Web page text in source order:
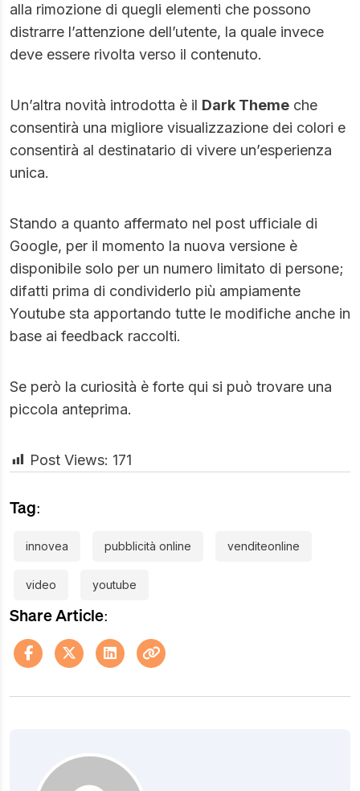
alla rimozione di quegli elementi che possono
distrarre l’attenzione dell’utente, la quale invece
deve essere rivolta verso il contenuto.
Un’altra novità introdotta è il Dark Theme che
consentirà una migliore visualizzazione dei colori e
consentirà al destinatario di vivere un’esperienza
unica.
Stando a quanto affermato nel post ufficiale di
Google, per il momento la nuova versione è
disponibile solo per un numero limitato di persone;
difatti prima di condividerlo più ampiamente
Youtube sta apportando tutte le modifiche anche in
base ai feedback raccolti.
Se però la curiosità è forte qui si può trovare una
piccola anteprima.
Post Views: 171
Tag:
innovea pubblicità online venditeonline
video youtube
Share Article: